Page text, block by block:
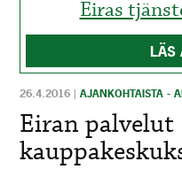
Eiras
LÄS
26.4.2016 |AJANKOHTAISTA -
Eiran palvelut